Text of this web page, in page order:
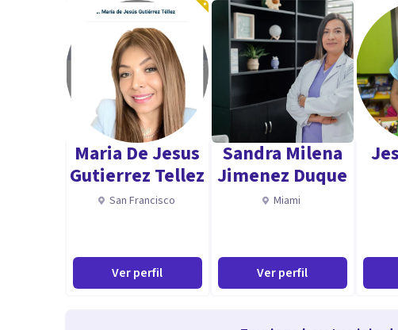
Maria De Jesus
Gutierrez Tellez
San Francisco
Ver perfil
Sandra Milena
Jimenez Duque
Miami
Ver perfil